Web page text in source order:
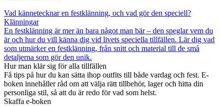
Vad kännetecknar en festklänning, och vad gör den speciell?
Klänningar
En festklänning är mer än bara något man bär – den speglar vem du
är och hur du vill känna dig vid livets speciella tillfällen. Lär dig vad
som utmärker en festklänning, från snitt och material till de små
detaljerna som gör den unik.
Hur man klär sig för alla tillfällen
Få tips på hur du kan sätta ihop outfits till både vardag och fest. E-
boken innehåller råd om att välja rätt tillbehör, lager och hitta din
personliga stil, så att du är redo för vad som helst.
Skaffa e-boken